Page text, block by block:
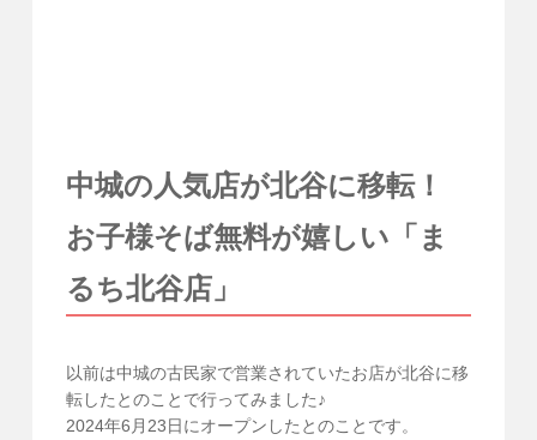
中城の人気店が北谷に移転！
お子様そば無料が嬉しい「ま
るち北谷店」
以前は中城の古民家で営業されていたお店が北谷に移
転したとのことで行ってみました♪
2024年6月23日にオープンしたとのことです。